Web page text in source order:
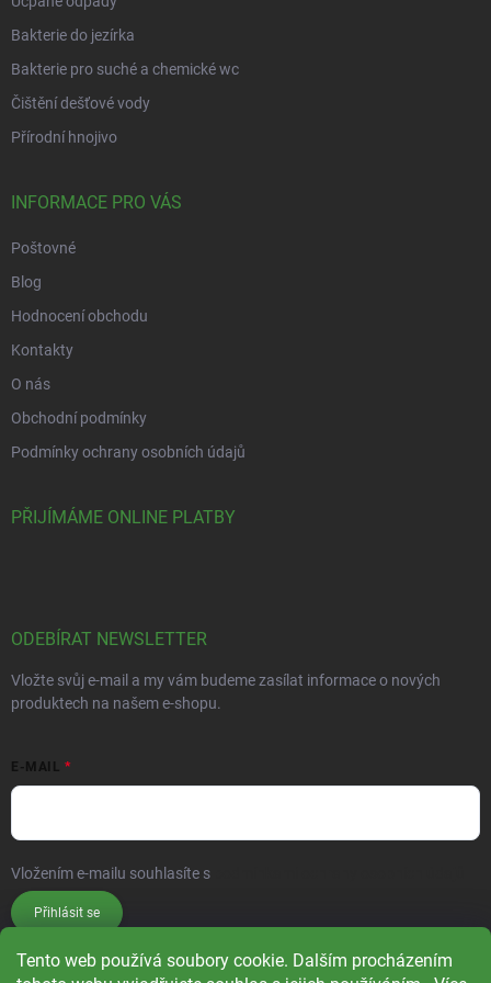
Tento web používá soubory cookie. Dalším procházením
Bakterie do jezírka
Bakterie pro suché a chemické wc
Čištění dešťové vody
Přírodní hnojivo
INFORMACE PRO VÁS
Poštovné
Blog
Hodnocení obchodu
Kontakty
O nás
Obchodní podmínky
Podmínky ochrany osobních údajů
PŘIJÍMÁME ONLINE PLATBY
ODEBÍRAT NEWSLETTER
Vložte svůj e-mail a my vám budeme zasílat informace o nových
produktech na našem e-shopu.
E-MAIL
Vložením e-mailu souhlasíte s
Přihlásit se